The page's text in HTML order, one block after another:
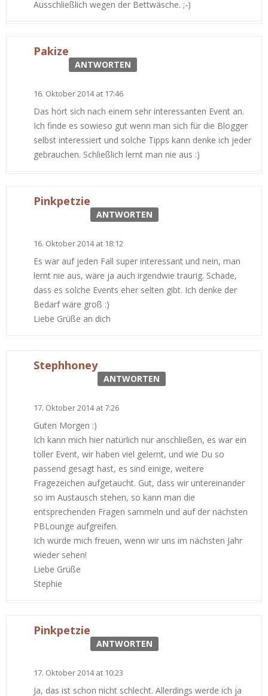
Ausschließlich wegen der Bettwäsche. ;-)
Pakize
ANTWORTEN
16. Oktober 2014 at 17:46
Das hört sich nach einem sehr interessanten Event an.
Ich finde es sowieso gut wenn man sich für die Blogger
selbst interessiert und solche Tipps kann denke ich jeder
gebrauchen. Schließlich lernt man nie aus :)
Pinkpetzie
ANTWORTEN
16. Oktober 2014 at 18:12
Es war auf jeden Fall super interessant und nein, man
lernt nie aus, wäre ja auch irgendwie traurig. Schade,
dass es solche Events eher selten gibt. Ich denke der
Bedarf wäre groß :)
Liebe Grüße an dich
Stephhoney
ANTWORTEN
17. Oktober 2014 at 7:26
Guten Morgen :)
Ich kann mich hier natürlich nur anschließen, es war ein
toller Event, wir haben viel gelernt, und wie Du so
passend gesagt hast, es sind einige, weitere
Fragezeichen aufgetaucht. Gut, dass wir untereinander
so im Austausch stehen, so kann man die
entsprechenden Fragen sammeln und auf der nächsten
PBLounge aufgreifen.
Ich würde mich freuen, wenn wir uns im nächsten Jahr
wieder sehen!
Liebe Grüße
Stephie
Pinkpetzie
ANTWORTEN
17. Oktober 2014 at 10:23
Ja, das ist schon nicht schlecht. Allerdings werde ich ja